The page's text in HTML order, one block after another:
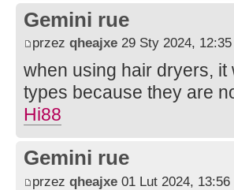
Gemini rue
przez qheajxe 29 Sty 2024, 12:35
when using hair dryers,
types because they are
Hi88
Gemini rue
przez qheajxe 01 Lut 2024, 13:56